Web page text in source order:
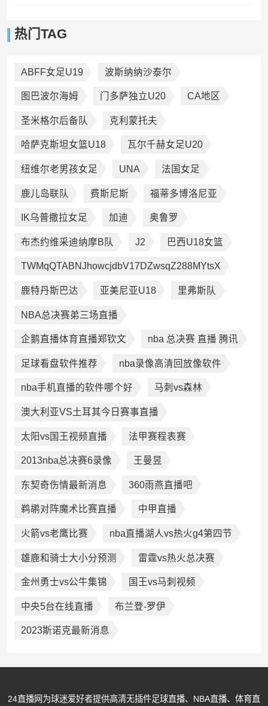
热门TAG
ABFF女足U19 波斯纳纳沙泰尔
图巴波尔海姆 门多萨独立U20 CA地区
圣米格尔后备队 克利蒙托夫
哈萨克斯坦女篮U18 瓦尔千赫女足U20
纽维尔老男孩女足 UNA 法国女足
鹿儿岛联队 费斯尼斯 福蒂多博洛尼亚
IK乌普撒拉女足 加迪 奥鲁罗
布杰约维采迪纳摩B队 J2 巴西U18女篮
TWMqQTABNJhowcjdbV17DZwsqZ288MYtsX
鹿特丹斯巴达 亚美尼亚U18 里弗斯队
NBA总决赛弟三场直播
企鹅直播体育直播郑钦文 nba 总决赛 直播 腾讯
足球看盘软件推荐 nba录像高清回放像软件
nba手机直播的软件哪个好 马刺vs森林
澳大利亚VS土耳其今日赛事直播
太阳vs国王视频直播 法甲赛程表赛
2013nba总决赛6录像 王曼昱
东契奇伤情最新消息 360雨燕直播吧
鹈鹕对阵魔术比赛直播 中甲直播
火箭vs老鹰比赛 nba直播湖人vs热火g4第四节
雄鹿和骑士大小分预测 雷霆vs热火总决赛
金州勇士vs公牛集锦 国王vs马刺视频
中央5台在线直播 布兰登-罗伊
2023斯诺克最新消息
24直播网为球迷爱好者提供高清无插件足球直播、NBA直播、体育直